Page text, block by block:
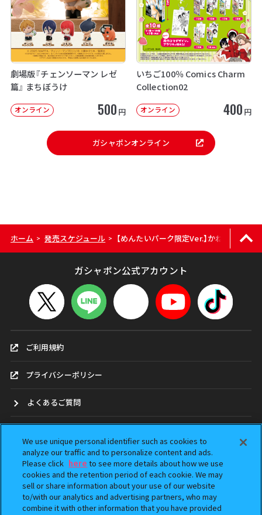
劇場版『チェンソーマン レゼ
篇』 まちぼうけ
オンライン 500 円
いちご100％ Comics Charm
Collection02
オンライン 400 円
ガシャポンオンライン
ホーム > 発売スケジュール > 【めんたいパーク限定Ver.】かねふくミニ
ガシャポン公式アカウント
ご利用規約
プライバシーポリシー
よくあるご質問
ガシャポンどこ？
アンケート
ウェブアクセシビリティ方針
We use unique personal identifier such as cookies to
analyze our traffic and to personalize content and ads.
Please click here to see more details about how we use
cookies and the retention period of each cookie. We may
sell or share information about your use of our website
to/with our analytics and advertising partners, who may
combine it with other information that you have provided